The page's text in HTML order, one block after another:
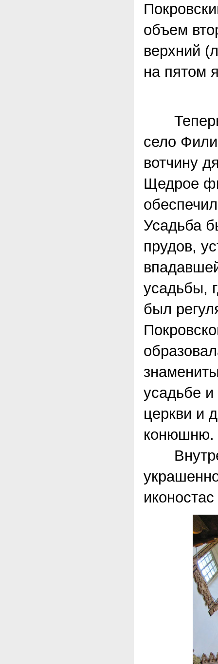
объем
верхний
на пятом
Теперь
село
вотчину
Щедрое
Усадьба
прудов,
усадьбы,
был
усадьбе
церкви и
конюшню.